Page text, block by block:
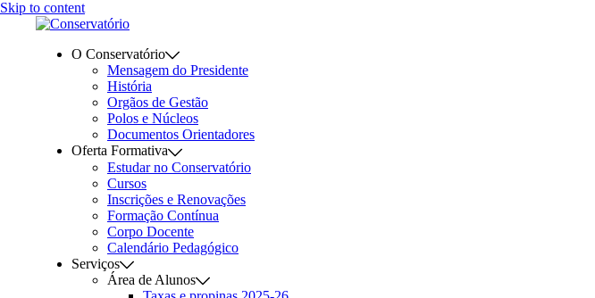
Skip to content
O Conservatório
Mensagem do Presidente
História
Orgãos de Gestão
Polos e Núcleos
Documentos Orientadores
Oferta Formativa
Estudar no Conservatório
Cursos
Inscrições e Renovações
Formação Contínua
Corpo Docente
Calendário Pedagógico
Serviços
Área de Alunos